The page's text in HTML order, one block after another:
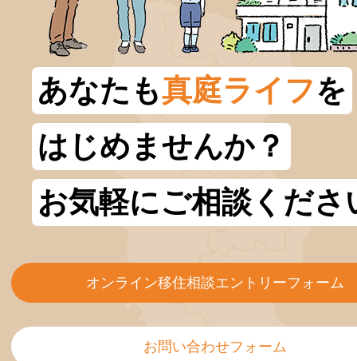
あなたも真庭ライフを
はじめませんか？
お気軽にご相談くださ
オンライン移住相談エントリーフォーム
お問い合わせフォーム